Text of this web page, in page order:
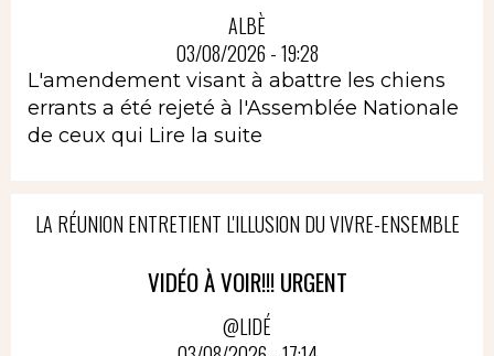
ALBÈ
03/08/2026 - 19:28
L'amendement visant à abattre les chiens
errants a été rejeté à l'Assemblée Nationale
de ceux qui Lire la suite
LA RÉUNION ENTRETIENT L'ILLUSION DU VIVRE-ENSEMBLE
VIDÉO À VOIR!!! URGENT
@LIDÉ